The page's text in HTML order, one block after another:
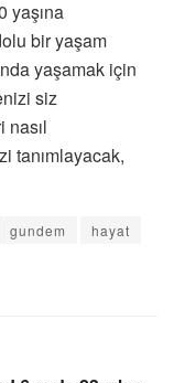
yaşına
bir yaşam
yaşamak için
siz
nasıl
tanımlayacak,
gundem
hayat